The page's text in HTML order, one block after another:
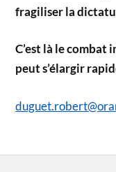
fragiliser la
C’est là le
peut s’élargir